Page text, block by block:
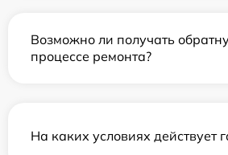
Возможно ли получать
процессе ремонта?
На каких условиях действует